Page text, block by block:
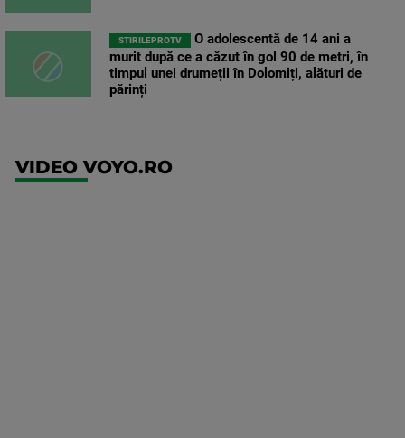
STIRILEPROTV
O adolescentă de 14 ani a
murit după ce a căzut în gol 90 de metri, în
timpul unei drumeții în Dolomiți, alături de
părinți
VIDEO VOYO.RO